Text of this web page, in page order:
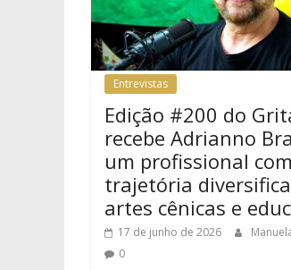
Entrevistas
Edição #200 do
recebe Adrianno
um profissional
trajetória
artes cênicas e
17 de junho de 2026
0